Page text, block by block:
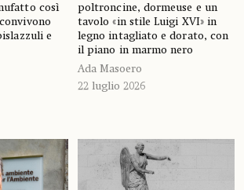
così
e
poltroncine, dormeuse e un
tavolo «in stile Luigi XVI» in
legno intagliato e dorato, con
il piano in marmo nero
Ada Masoero
22 luglio 2026